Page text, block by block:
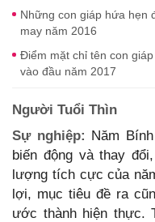
Những con giáp hứa hẹn
may năm 2016
Điểm mặt chỉ tên con
vào đầu năm 2017
Người Tuổi Thìn
Sự nghiệp: Năm
biến động và thay
lượng tích cực của
lợi, mục tiêu đề ra
ước thành hiện thực.